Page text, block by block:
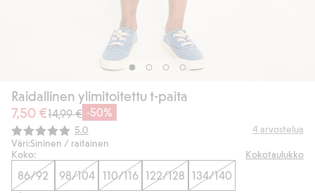
Raidallinen ylimitoitettu t-paita
7,50 €14,99 € -50%
Keskimääräinen luokitus:
5.0 4arvostelua
Väri:Sininen / raitainen
Koko:
Kokotaulukko
86/92 98/104 110/116 122/128 134/140